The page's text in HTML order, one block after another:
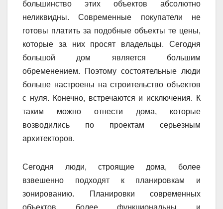
большинство этих объектов абсолютно
неликвидны. Современные покупатели не
готовы платить за подобные объекты те цены,
которые за них просят владельцы. Сегодня
большой дом является большим
обременением. Поэтому состоятельные люди
больше настроены на строительство объектов
с нуля. Конечно, встречаются и исключения. К
таким можно отнести дома, которые
возводились по проектам серьезным
архитекторов.
Сегодня люди, строящие дома, более
взвешенно подходят к планировкам и
зонированию. Планировки современных
объектов более функциональны и